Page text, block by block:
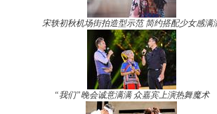
宋轶初秋机场街拍造型示范 简约搭配少女感满
“我们”晚会诚意满满 众嘉宾上演热舞魔术